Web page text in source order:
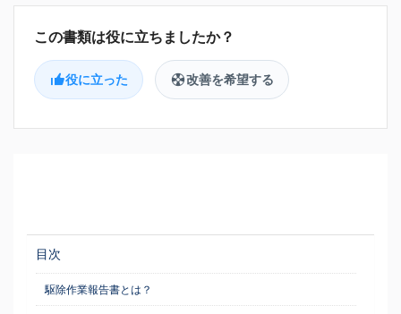
役に立った 改善を希望する
目次
駆除作業報告書とは？